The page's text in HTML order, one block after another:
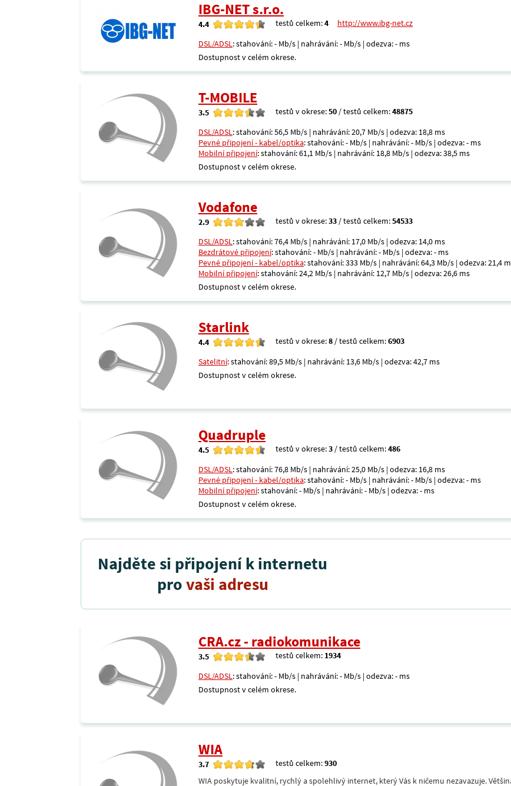
IBG-NET s.r.o.
4.4 testů celkem:4
http://www.ibg-net.cz
DSL/ADSL: stahování: - Mb/s | nahrávání: - Mb/s | odezva: - ms
Dostupnost v celém okrese.
T-MOBILE
3.5 testů v okrese:50 / testů celkem:48875
DSL/ADSL: stahování: 56,5 Mb/s | nahrávání: 20,7 Mb/s | odezva: 18,8 ms
Pevné připojení - kabel/optika: stahování: - Mb/s | nahrávání: - Mb/s | odezva: - ms
Mobilní připojení: stahování: 61,1 Mb/s | nahrávání: 18,8 Mb/s | odezva: 38,5 ms
Dostupnost v celém okrese.
Vodafone
2.9 testů v okrese:33 / testů celkem:54533
DSL/ADSL: stahování: 76,4 Mb/s | nahrávání: 17,0 Mb/s | odezva: 14,0 ms
Bezdrátové připojení: stahování: - Mb/s | nahrávání: - Mb/s | odezva: - ms
Pevné připojení - kabel/optika: stahování: 333 Mb/s | nahrávání: 64,3 Mb/s | odezva: 21,4
Mobilní připojení: stahování: 24,2 Mb/s | nahrávání: 12,7 Mb/s | odezva: 26,6 ms
Dostupnost v celém okrese.
Starlink
4.4 testů v okrese:8 / testů celkem:6903
Satelitní: stahování: 89,5 Mb/s | nahrávání: 13,6 Mb/s | odezva: 42,7 ms
Dostupnost v celém okrese.
Quadruple
4.5 testů v okrese:3 / testů celkem:486
DSL/ADSL: stahování: 76,8 Mb/s | nahrávání: 25,0 Mb/s | odezva: 16,8 ms
Pevné připojení - kabel/optika: stahování: - Mb/s | nahrávání: - Mb/s | odezva: - ms
Mobilní připojení: stahování: - Mb/s | nahrávání: - Mb/s | odezva: - ms
Dostupnost v celém okrese.
Najděte si připojení k internetu
provaši adresu
CRA.cz - radiokomunikace
3.5 testů celkem: 1934
DSL/ADSL: stahování: - Mb/s | nahrávání: - Mb/s | odezva: - ms
Dostupnost v celém okrese.
WIA
3.7 testů celkem:930
WIA poskytuje kvalitní, rychlý a spolehlivý internet, který Vás k ničemu nezavazuje.